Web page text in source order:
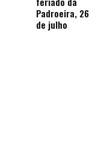
Padroeira, 26
de julho